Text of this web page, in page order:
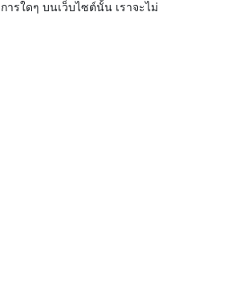
รใดๆ บนเว็บไซต์นั้น เราจะไม่